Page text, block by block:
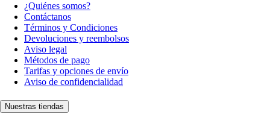
¿Quiénes somos?
Contáctanos
Términos y Condiciones
Devoluciones y reembolsos
Aviso legal
Métodos de pago
Tarifas y opciones de envío
Aviso de confidencialidad
Nuestras tiendas